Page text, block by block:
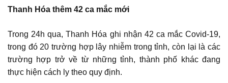
Thanh Hóa thêm 42 ca mắc mới
Trong 24h qua, Thanh Hóa ghi nhận 42 ca mắc Covid-19,
trong đó 20 trường hợp lây nhiễm trong tỉnh, còn lại là các
trường hợp trở về từ những tỉnh, thành phố khác đang
thực hiện cách ly theo quy định.